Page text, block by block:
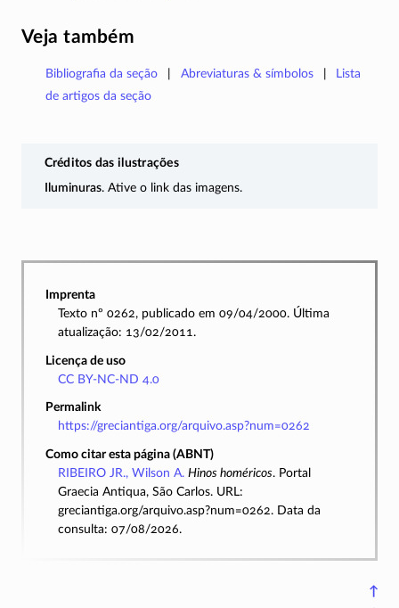
Veja também
Bibliografia da seção Abreviaturas & símbolos
Lista
de artigos da seção
Créditos das ilustrações
Iluminuras. Ative o link das imagens.
Imprenta
Texto nº 0262, publicado em 09/04/2000. Última
atualização: 13/02/2011.
Licença de uso
CC BY-NC-ND 4.0
Permalink
https://greciantiga.org/arquivo.asp?num=0262
Como citar esta página (ABNT)
RIBEIRO JR., Wilson A. Hinos homéricos. Portal
Graecia Antiqua, São Carlos. URL:
greciantiga.org/arquivo.asp?num=0262. Data da
consulta: 07/08/2026.
↑